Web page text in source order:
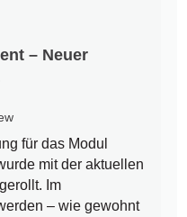
– Neuer
für das Modul
mit der aktuellen
Im
– wie gewohnt